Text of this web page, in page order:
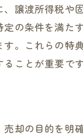
ールの立て方
却時期の選定法
の事前準備
る計画立案の流れ
寝屋川市での
譲渡所得税や
の条件を満
。これらの
ことが重要です
却の目的を